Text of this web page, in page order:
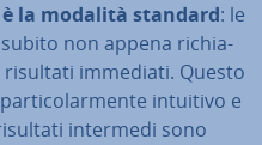
è la modalità standard: le
non appena ri­chia­
immediati. Questo
intuitivo e
intermedi sono